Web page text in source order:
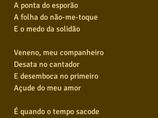
A ponta do esporão
A folha do não-me-toque
E o medo da solidão
Veneno, meu companheiro
Desata no cantador
E desemboca no primeiro
Açude do meu amor
É quando o tempo sacode